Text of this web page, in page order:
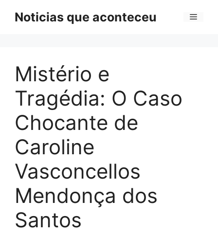
Noticias que aconteceu Menu
Mistério e
Tragédia: O Caso
Chocante de
Caroline
Vasconcellos
Mendonça dos
Santos